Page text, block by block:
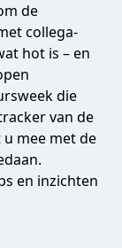
de
collega-
hot is – en
die
van de
mee met de
en inzichten